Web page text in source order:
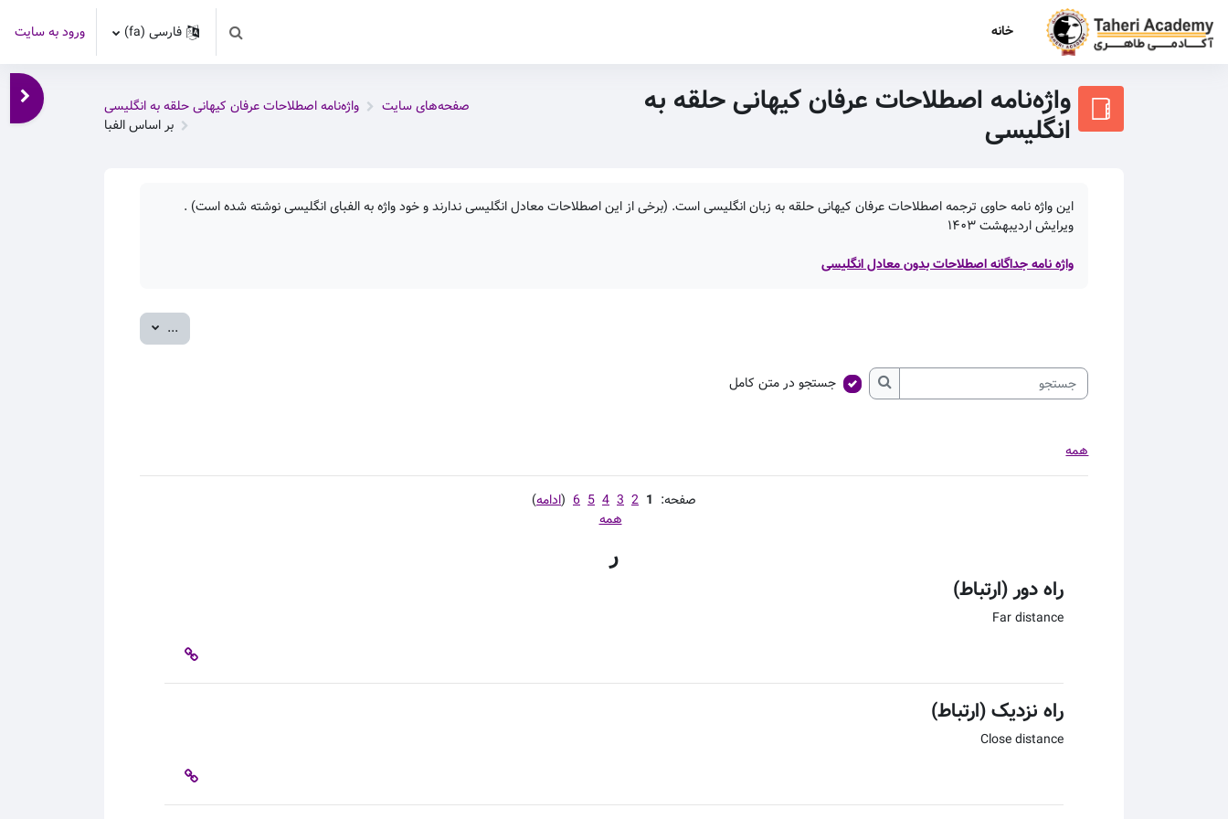
خانه
Toggle search input
فارسی ‎(fa)‎ ورود به سایت
واژه‌نامه اصطلاحات عرفان کیهانی حلقه به
انگلیسی
صفحه‌های سایت
واژه‌نامه اصطلاحات عرفان کیهانی حلقه به انگلیسی
بر اساس الفبا
باز
این واژه نامه حاوی ترجمه اصطلاحات عرفان کیهانی حلقه به زبان انگلیسی است. (برخی از این اصطلاحات معادل انگلیسی ندارند و خود واژه به الفبای انگلیسی نوشته شده است) .
ویرایش اردیبهشت۱۴۰۳
واژه نامه جداگانه اصطلاحات بدون معادل انگلیسی
... صدور ورودی‌ها
جستجو جستجو
جستجو در متن کامل
همه
صفحه: 1
2
3
4
5
6
(ادامه)
همه
ر
راه دور (ارتباط)
Far distance
راه نزدیک (ارتباط)
Close distance